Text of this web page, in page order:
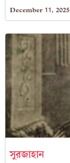
December 11, 2025
সুরজাহান